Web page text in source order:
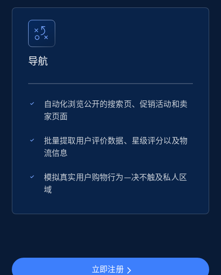
导航
自动化浏览公开的搜索页、促销活动和卖
家页面
批量提取用户评价数据、星级评分以及物
流信息
模拟真实用户购物行为—决不触及私人区
域
立即注册